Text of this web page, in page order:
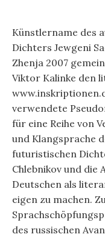
Künstlername des
Dichters Jewgeni
Zhenja 2007
Viktor Kalinke den
verwendete
für eine Reihe von
und Klangsprache
futuristischen
Chlebnikov und die
Deutschen als
eigen zu machen.
des russischen